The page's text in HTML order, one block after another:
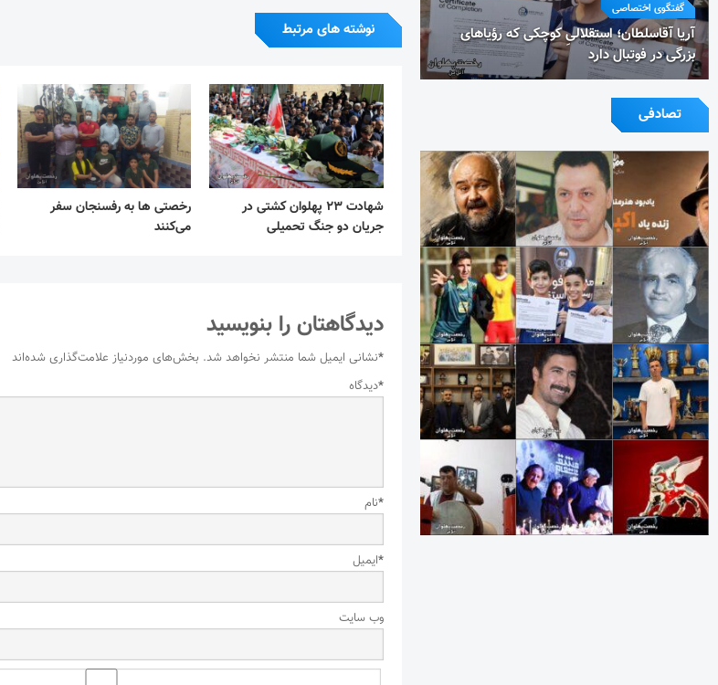
گفتگوی اختصاصی
آریا آقاسلطان؛ استقلالیِ کوچکی که رؤیاهای
بزرگی در فوتبال دارد
تصادفی
نوشته های مرتبط
شهادت ۲۳ پهلوان کشتی در
جریان دو جنگ تحمیلی
رخصتی ها به رفسنجان سفر
می‌کنند
دیدگاهتان را بنویسید
نشانی ایمیل شما منتشر نخواهد شد. بخش‌های موردنیاز علامت‌گذاری شده‌اند
*
دیدگاه*
نام*
ایمیل*
وب‌ سایت